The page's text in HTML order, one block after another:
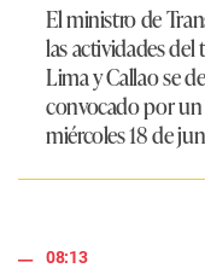
El ministro de
las actividades
Lima y Callao se
convocado por un
miércoles 18 de
08:13